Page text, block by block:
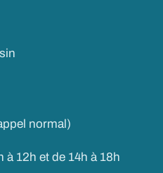
normal)
12h et de 14h à 18h